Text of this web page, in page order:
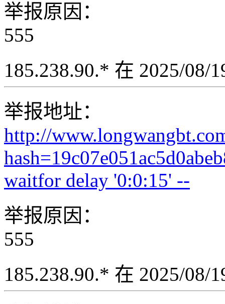
举报原因：
555
185.238.90.* 在 2025/08/
举报地址：
http://
waitfor delay '0:0:15' --
举报原因：
555
185.238.90.* 在 2025/08/